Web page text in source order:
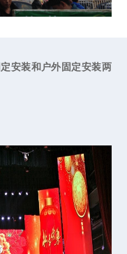
安装和户外固定安装两